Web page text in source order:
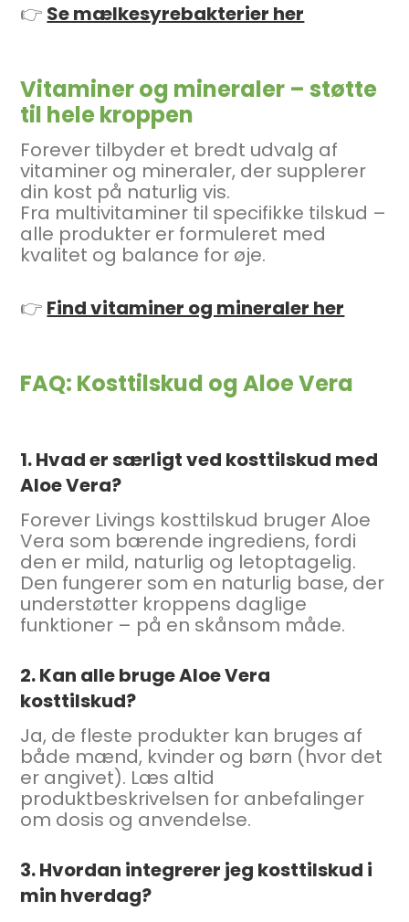
👉 Se mælkesyrebakterier her
Vitaminer og mineraler – støtte
til hele kroppen
Forever tilbyder et bredt udvalg af
vitaminer og mineraler, der supplerer
din kost på naturlig vis.
Fra multivitaminer til specifikke tilskud –
alle produkter er formuleret med
kvalitet og balance for øje.
👉 Find vitaminer og mineraler her
FAQ: Kosttilskud og Aloe Vera
1. Hvad er særligt ved kosttilskud med
Aloe Vera?
Forever Livings kosttilskud bruger Aloe
Vera som bærende ingrediens, fordi
den er mild, naturlig og letoptagelig.
Den fungerer som en naturlig base, der
understøtter kroppens daglige
funktioner – på en skånsom måde.
2. Kan alle bruge Aloe Vera
kosttilskud?
Ja, de fleste produkter kan bruges af
både mænd, kvinder og børn (hvor det
er angivet). Læs altid
produktbeskrivelsen for anbefalinger
om dosis og anvendelse.
3. Hvordan integrerer jeg kosttilskud i
min hverdag?